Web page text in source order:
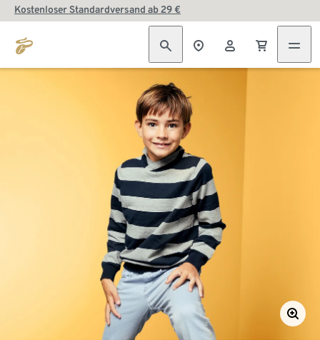
Kostenloser Standardversand ab 29 €